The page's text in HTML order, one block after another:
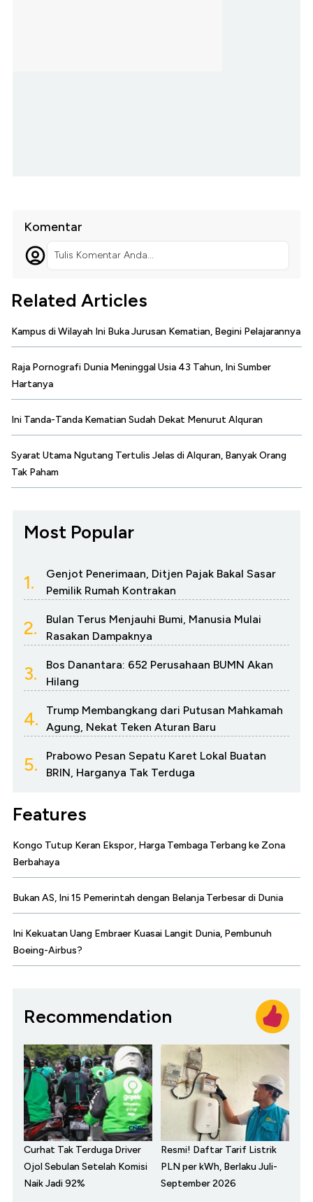
Komentar
Tulis Komentar Anda...
Related Articles
Kampus di Wilayah Ini Buka Jurusan Kematian, Begini Pelajarannya
Raja Pornografi Dunia Meninggal Usia 43 Tahun, Ini Sumber
Hartanya
Ini Tanda-Tanda Kematian Sudah Dekat Menurut Alquran
Syarat Utama Ngutang Tertulis Jelas di Alquran, Banyak Orang
Tak Paham
Most Popular
1.
Genjot Penerimaan, Ditjen Pajak Bakal Sasar
Pemilik Rumah Kontrakan
2.
Bulan Terus Menjauhi Bumi, Manusia Mulai
Rasakan Dampaknya
3.
Bos Danantara: 652 Perusahaan BUMN Akan
Hilang
4.
Trump Membangkang dari Putusan Mahkamah
Agung, Nekat Teken Aturan Baru
5.
Prabowo Pesan Sepatu Karet Lokal Buatan
BRIN, Harganya Tak Terduga
Features
Kongo Tutup Keran Ekspor, Harga Tembaga Terbang ke Zona
Berbahaya
Bukan AS, Ini 15 Pemerintah dengan Belanja Terbesar di Dunia
Ini Kekuatan Uang Embraer Kuasai Langit Dunia, Pembunuh
Boeing-Airbus?
Recommendation
Curhat Tak Terduga Driver
Ojol Sebulan Setelah Komisi
Naik Jadi 92%
Resmi! Daftar Tarif Listrik
PLN per kWh, Berlaku Juli-
September 2026